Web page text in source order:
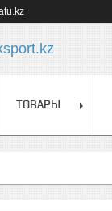
ТОВАРЫ